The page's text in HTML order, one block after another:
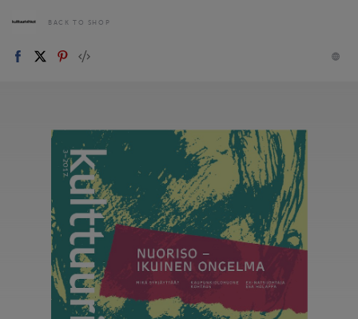
BACK TO SHOP